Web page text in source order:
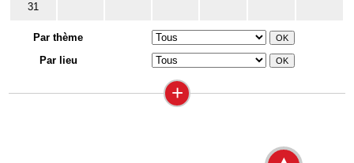
31
Par thème
Par lieu
+